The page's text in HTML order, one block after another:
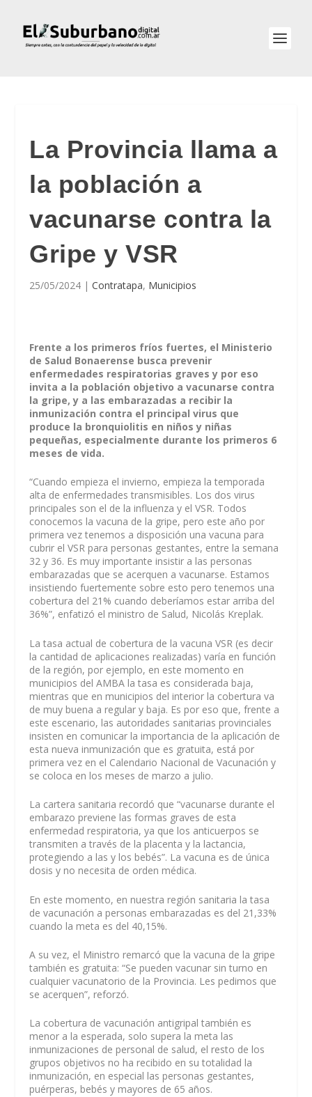
La Provincia llama a
la población a
vacunarse contra la
Gripe y VSR
25/05/2024 |Contratapa, Municipios
Frente a los primeros fríos fuertes, el Ministerio
de Salud Bonaerense busca prevenir
enfermedades respiratorias graves y por eso
invita a la población objetivo a vacunarse contra
la gripe, y a las embarazadas a recibir la
inmunización contra el principal virus que
produce la bronquiolitis en niños y niñas
pequeñas, especialmente durante los primeros 6
meses de vida.
“Cuando empieza el invierno, empieza la temporada
alta de enfermedades transmisibles. Los dos virus
principales son el de la influenza y el VSR. Todos
conocemos la vacuna de la gripe, pero este año por
primera vez tenemos a disposición una vacuna para
cubrir el VSR para personas gestantes, entre la semana
32 y 36. Es muy importante insistir a las personas
embarazadas que se acerquen a vacunarse. Estamos
insistiendo fuertemente sobre esto pero tenemos una
cobertura del 21% cuando deberíamos estar arriba del
36%”, enfatizó el ministro de Salud, Nicolás Kreplak.
La tasa actual de cobertura de la vacuna VSR (es decir
la cantidad de aplicaciones realizadas) varía en función
de la región, por ejemplo, en este momento en
municipios del AMBA la tasa es considerada baja,
mientras que en municipios del interior la cobertura va
de muy buena a regular y baja. Es por eso que, frente a
este escenario, las autoridades sanitarias provinciales
insisten en comunicar la importancia de la aplicación de
esta nueva inmunización que es gratuita, está por
primera vez en el Calendario Nacional de Vacunación y
se coloca en los meses de marzo a julio.
La cartera sanitaria recordó que “vacunarse durante el
embarazo previene las formas graves de esta
enfermedad respiratoria, ya que los anticuerpos se
transmiten a través de la placenta y la lactancia,
protegiendo a las y los bebés”. La vacuna es de única
dosis y no necesita de orden médica.
En este momento, en nuestra región sanitaria la tasa
de vacunación a personas embarazadas es del 21,33%
cuando la meta es del 40,15%.
A su vez, el Ministro remarcó que la vacuna de la gripe
también es gratuita: “Se pueden vacunar sin turno en
cualquier vacunatorio de la Provincia. Les pedimos que
se acerquen”, reforzó.
La cobertura de vacunación antigripal también es
menor a la esperada, solo supera la meta las
inmunizaciones de personal de salud, el resto de los
grupos objetivos no ha recibido en su totalidad la
inmunización, en especial las personas gestantes,
puérperas, bebés y mayores de 65 años.